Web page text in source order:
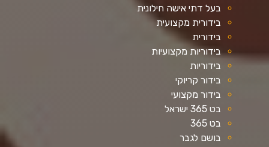
בעל דתי אישה חילונית
בידורית מקצועית
בידורית
בידוריות מקצועיות
בידוריות
בידור קריוקי
בידור מקצועי
בט 365 ישראל
בט 365
בושם לגבר